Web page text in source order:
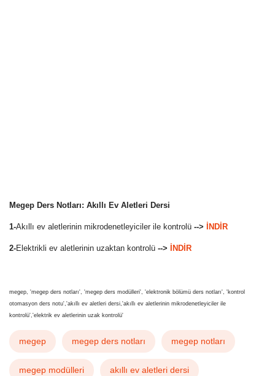
Megep Ders Notları: Akıllı Ev Aletleri Dersi
1-Akıllı ev aletlerinin mikrodenetleyiciler ile kontrolü --> İNDİR
2-Elektrikli ev aletlerinin uzaktan kontrolü --> İNDİR
megep, 'megep ders notları', 'megep ders modülleri', 'elektronik bölümü ders notları', 'kontrol
otomasyon ders notu','akıllı ev aletleri dersi,'akıllı ev aletlerinin mikrodenetleyiciler ile
kontrolü','elektrik ev aletlerinin uzak kontrolü'
megep megep ders notları megep notları
megep modülleri akıllı ev aletleri dersi